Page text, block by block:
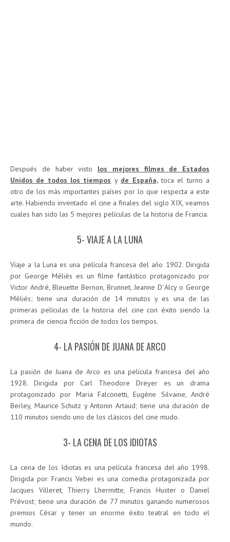
Después de haber visto los mejores filmes de Estados
Unidos de todos los tiempos y de España,toca el turno a
otro de los más importantes países por lo que respecta a este
arte. Habiendo inventado el cine a finales del siglo XIX, veamos
cuales han sido las 5 mejores películas de la historia de Francia.
5- VIAJE A LA LUNA
Viaje a la Luna es una película francesa del año 1902. Dirigida
por George Méliès es un filme fantástico protagonizado por
Victor André, Bleuette Bernon, Brunnet, Jeanne D´Alcy o George
Mèliés; tiene una duración de 14 minutos y es una de las
primeras películas de la historia del cine con éxito siendo la
primera de ciencia ficción de todos los tiempos.
4- LA PASIÓN DE JUANA DE ARCO
La pasión de Juana de Arco es una película francesa del año
1928. Dirigida por Carl Theodore Dreyer es un drama
protagonizado por Maria Falconetti, Eugène Silvaine, André
Berley, Maurice Schutz y Antonin Artaud; tiene una duración de
110 minutos siendo uno de los clásicos del cine mudo.
3- LA CENA DE LOS IDIOTAS
La cena de los Idiotas es una película francesa del año 1998.
Dirigida por Francis Veber es una comedia protagonizada por
Jacques Villeret, Thierry Lhermitte, Francis Huster o Daniel
Prévost; tiene una duración de 77 minutos ganando numerosos
premios César y tener un enorme éxito teatral en todo el
mundo.